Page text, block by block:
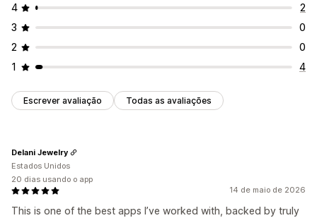
4
2
3
0
2
0
1
4
Escrever avaliação Todas as avaliações
14 de maio de 2026
This is one of the best apps I’ve worked with, backed by truly
Delani Jewelry
Estados Unidos
20 dias usando o app